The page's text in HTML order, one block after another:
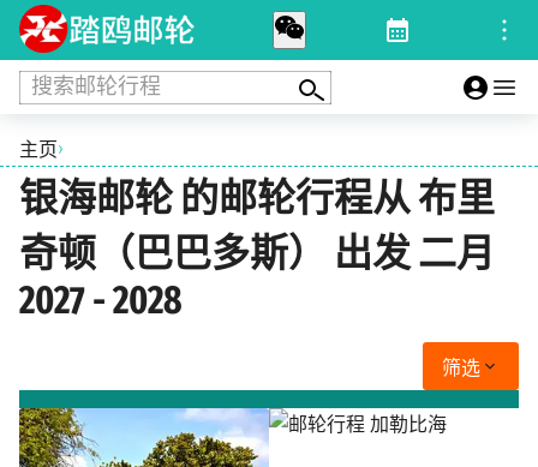
搜索邮轮行程
主页›
银海邮轮 的邮轮行程从 布里
奇顿（巴巴多斯） 出发 二月
2027 - 2028
筛选